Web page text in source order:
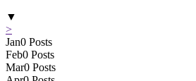
▼
>
Jan0 Posts
Feb0 Posts
Mar0 Posts